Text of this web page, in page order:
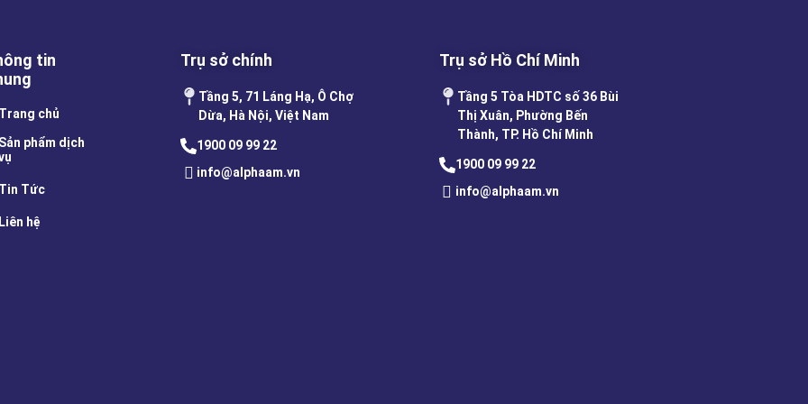
tin
chủ
phẩm dịch
Tức
hệ
Trụ sở chính
Tầng 5, 71 Láng Hạ, Ô Chợ
Dừa, Hà Nội, Việt Nam
1900 09 99 22
info@alphaam.vn
Trụ sở Hồ Chí Minh
Tầng 5 Tòa HDTC số 36 Bùi
Thị Xuân, Phường Bến
Thành, TP. Hồ Chí Minh
1900 09 99 22
info@alphaam.vn